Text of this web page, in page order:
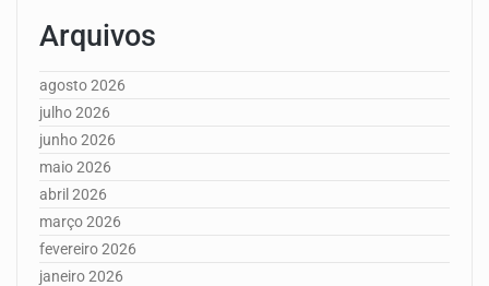
Arquivos
agosto 2026
julho 2026
junho 2026
maio 2026
abril 2026
março 2026
fevereiro 2026
janeiro 2026